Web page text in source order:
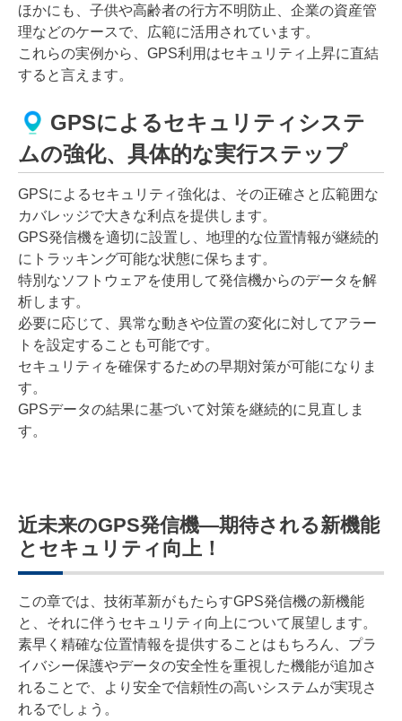
ほかにも、子供や高齢者の行方不明防止、企業の資産管
理などのケースで、広範に活用されています。
これらの実例から、GPS利用はセキュリティ上昇に直結
すると言えます。
GPSによるセキュリティシステ
ムの強化、具体的な実行ステップ
GPSによるセキュリティ強化は、その正確さと広範囲な
カバレッジで大きな利点を提供します。
GPS発信機を適切に設置し、地理的な位置情報が継続的
にトラッキング可能な状態に保ちます。
特別なソフトウェアを使用して発信機からのデータを解
析します。
必要に応じて、異常な動きや位置の変化に対してアラー
トを設定することも可能です。
セキュリティを確保するための早期対策が可能になりま
す。
GPSデータの結果に基づいて対策を継続的に見直しま
す。
近未来のGPS発信機―期待される新機能
とセキュリティ向上！
この章では、技術革新がもたらすGPS発信機の新機能
と、それに伴うセキュリティ向上について展望します。
素早く精確な位置情報を提供することはもちろん、プラ
イバシー保護やデータの安全性を重視した機能が追加さ
れることで、より安全で信頼性の高いシステムが実現さ
れるでしょう。